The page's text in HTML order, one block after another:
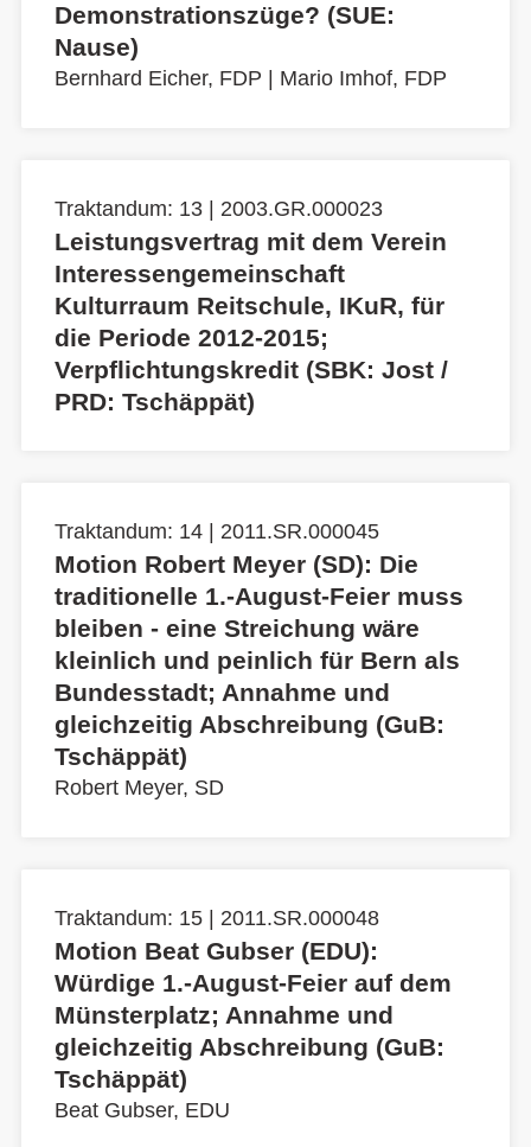
Demonstrationszüge? (SUE:
Nause)
Bernhard Eicher, FDP Mario Imhof, FDP
Traktandum: 13 | 2003.GR.000023
Leistungsvertrag mit dem Verein
Interessengemeinschaft
Kulturraum Reitschule, IKuR, für
die Periode 2012-2015;
Verpflichtungskredit (SBK: Jost /
PRD: Tschäppät)
Traktandum: 14 | 2011.SR.000045
Motion Robert Meyer (SD): Die
traditionelle 1.-August-Feier muss
bleiben - eine Streichung wäre
kleinlich und peinlich für Bern als
Bundesstadt; Annahme und
gleichzeitig Abschreibung (GuB:
Tschäppät)
Robert Meyer, SD
Traktandum: 15 | 2011.SR.000048
Motion Beat Gubser (EDU):
Würdige 1.-August-Feier auf dem
Münsterplatz; Annahme und
gleichzeitig Abschreibung (GuB:
Tschäppät)
Beat Gubser, EDU